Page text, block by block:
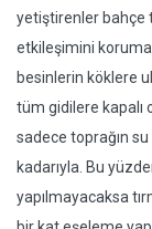
yetiştirenler bahçe
etkileşimini
besinlerin köklere
tüm gidilere kapalı
sadece toprağın su
kadarıyla. Bu
yapılmayacaksa